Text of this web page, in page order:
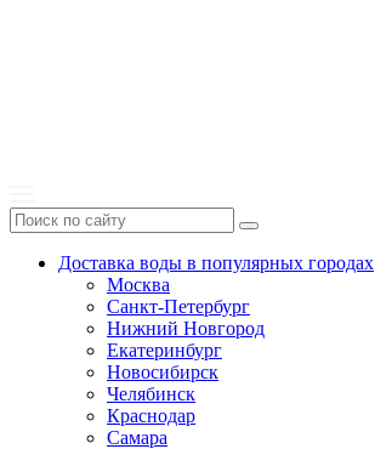
Доставка воды в популярных городах
Москва
Санкт-Петербург
Нижний Новгород
Екатеринбург
Новосибирск
Челябинск
Краснодар
Самара